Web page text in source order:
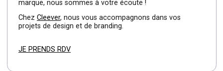
présentations qui se démarquent ? Utilisez dès à présent
Prezi. Cet outil en ligne vous permet de laissez place à
les autres à l’aide de zoom et dé-zoom.